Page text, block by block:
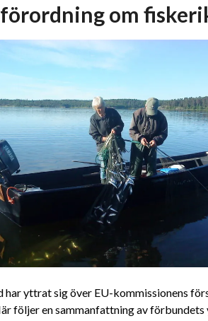
om
yttrat sig över EU-kommissionens
följer en sammanfattning av